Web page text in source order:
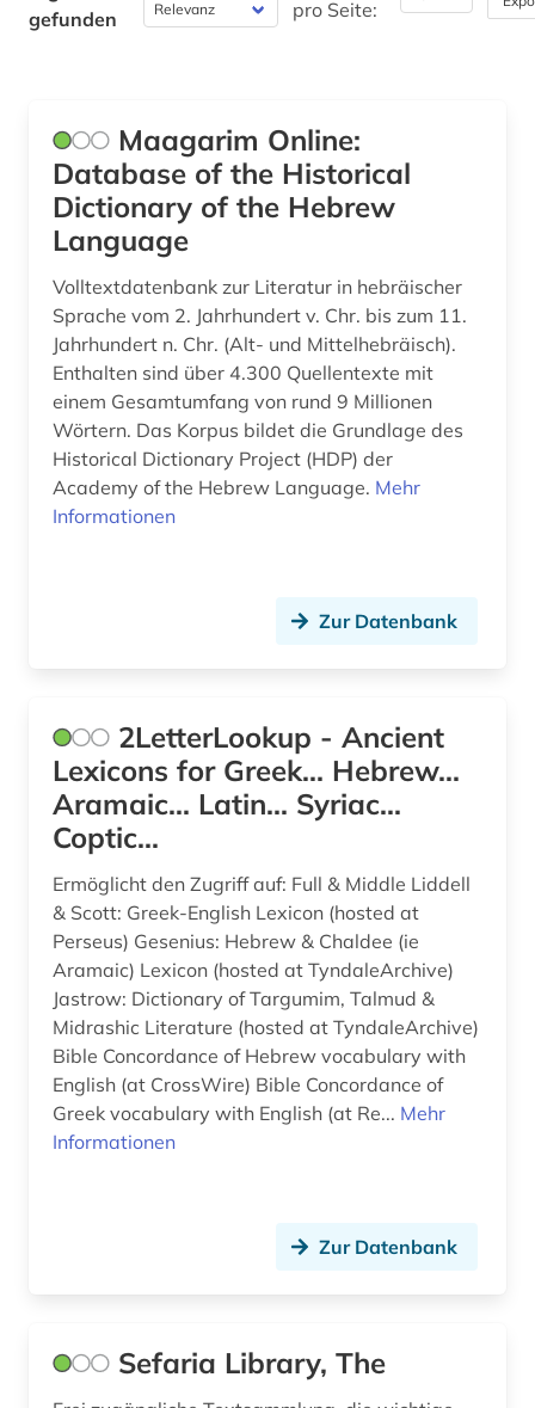
Wissenschaftskunde, Forschung, Hochschul-,
Museumswesen (0)
gefunden
pro Seite:
Maagarim Online:
Database of the Historical
Dictionary of the Hebrew
Language
Volltextdatenbank zur Literatur in hebräischer
Sprache vom 2. Jahrhundert v. Chr. bis zum 11.
Jahrhundert n. Chr. (Alt- und Mittelhebräisch).
Enthalten sind über 4.300 Quellentexte mit
einem Gesamtumfang von rund 9 Millionen
Wörtern. Das Korpus bildet die Grundlage des
Historical Dictionary Project (HDP) der
Academy of the Hebrew Language. Mehr
Informationen
Zur Datenbank
2LetterLookup - Ancient
Lexicons for Greek... Hebrew...
Aramaic... Latin... Syriac...
Coptic...
Ermöglicht den Zugriff auf: Full & Middle Liddell
& Scott: Greek-English Lexicon (hosted at
Perseus) Gesenius: Hebrew & Chaldee (ie
Aramaic) Lexicon (hosted at TyndaleArchive)
Jastrow: Dictionary of Targumim, Talmud &
Midrashic Literature (hosted at TyndaleArchive)
Bible Concordance of Hebrew vocabulary with
English (at CrossWire) Bible Concordance of
Greek vocabulary with English (at Re... Mehr
Informationen
Zur Datenbank
Sefaria Library, The